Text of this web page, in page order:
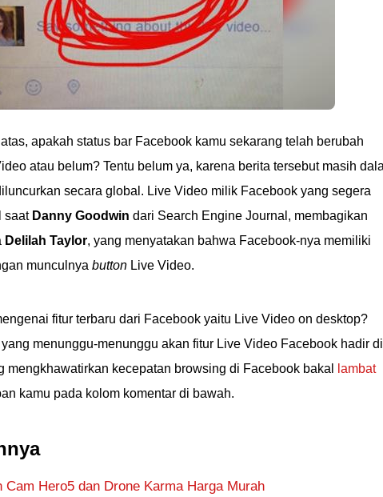
apakah status bar Facebook kamu sekarang telah berubah
atau belum? Tentu belum ya, karena berita tersebut masih
secara global. Live Video milik Facebook yang segera
saat Danny Goodwin dari Search Engine Journal, membagikan
Delilah Taylor, yang menyatakan bahwa Facebook-nya memiliki
munculnya button Live Video.
fitur terbaru dari Facebook yaitu Live Video on desktop?
menunggu-menunggu akan fitur Live Video Facebook hadir di
mengkhawatirkan kecepatan browsing di Facebook bakal
lambat
kamu pada kolom komentar di bawah.
Hero5 dan Drone Karma Harga Murah